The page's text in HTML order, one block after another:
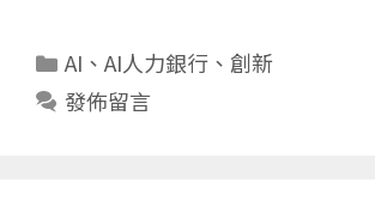
分
類
AI 、 AI人力銀行、 創新
發佈留言